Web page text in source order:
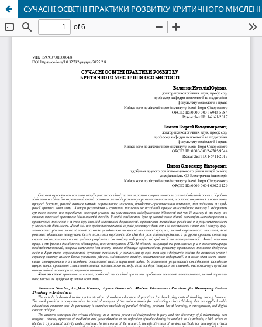
СУЧАСНІ ОСВІТНІ ПРАКТИКИ РОЗВИТКУ КРИТИЧНОГО